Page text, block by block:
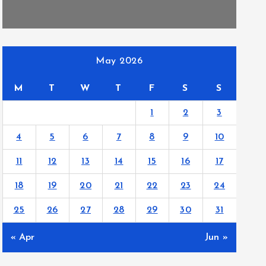
May 2026
M T W T F S S
1 2 3
4 5 6 7 8 9 10
11 12 13 14 15 16 17
18 19 20 21 22 23 24
25 26 27 28 29 30 31
« Apr Jun »